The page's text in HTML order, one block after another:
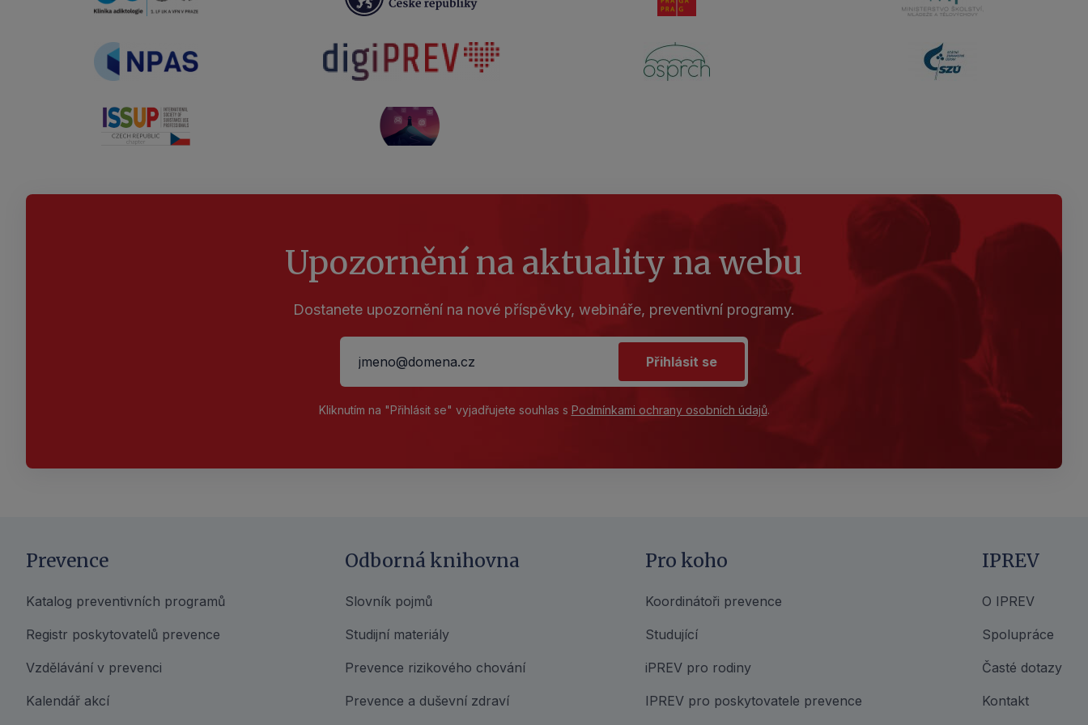
Klinika adiktologie Úřad vlády České republiky Hlavní město Praha MŠMT
NPAS digiprev OSPRCH SZU
ISSUP digirozhledna
Upozornění na aktuality na webu
Dostanete upozornění na nové příspěvky, webináře, preventivní programy.
Přihlásit se
Kliknutím na "Přihlásit se" vyjadřujete souhlas s Podmínkami ochrany osobních údajů.
Prevence
Katalog preventivních programů
Registr poskytovatelů prevence
Vzdělávání v prevenci
Kalendář akcí
Odborná knihovna
Slovník pojmů
Studijní materiály
Prevence rizikového chování
Prevence a duševní zdraví
Pro koho
Koordinátoři prevence
Studující
iPREV pro rodiny
IPREV pro poskytovatele prevence
IPREV
O IPREV
Spolupráce
Časté dotazy
Kontakt